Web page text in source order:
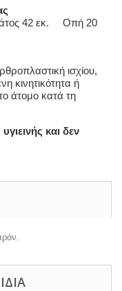
42 εκ. Οπή 20
ισχίου,
κινητικότητα ή
άτομο κατά τη
και δεν